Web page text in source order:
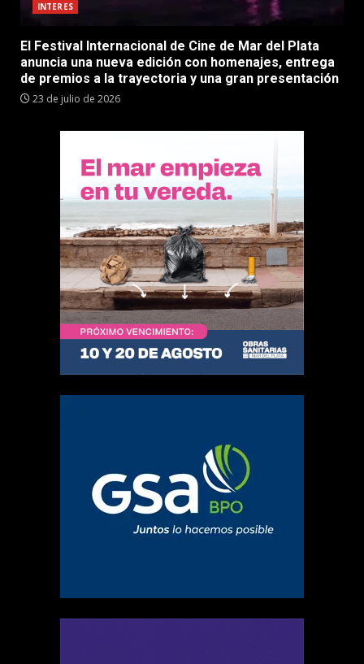
INTERES
El Festival Internacional de Cine de Mar del Plata
anuncia una nueva edición con homenajes, entrega
de premios a la trayectoria y una gran presentación
23 de julio de 2026